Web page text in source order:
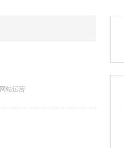
网站运营